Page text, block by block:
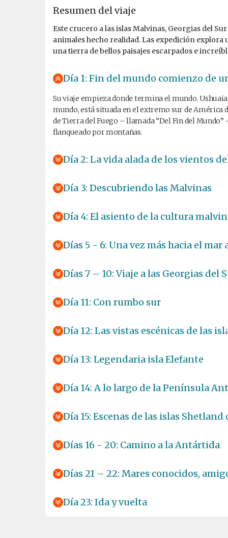
Resumen del viaje
Este crucero a las islas Malvinas, Georgias del
animales hecho realidad. Las expedición
una tierra de bellos paisajes escarpados e
Día 1: Fin del mundo comienzo de
Su viaje empieza donde termina el mundo.
mundo, está situada en el extremo sur de América
de Tierra del Fuego – llamada “Del Fin del
flanqueado por montañas.
Día 2: La vida alada de los vientos
Día 3: Descubriendo las Malvinas
Día 4: El asiento de la cultura
Días 5 - 6: Una vez más hacia el mar
Días 7 – 10: Viaje a las Georgias del
Día 11: Con rumbo sur
Día 12: Las vistas escénicas de las
Día 13: Legendaria isla Elefante
Día 14: A lo largo de la Península
Día 15: Escenas de las islas Shetland
Días 16 - 20: Camino a la Antártida
Días 21 – 22: Mares conocidos,
Día 23: Ida y vuelta